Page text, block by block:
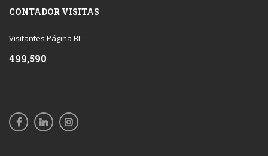
CONTADOR VISITAS
Visitantes Página BL:
499,590